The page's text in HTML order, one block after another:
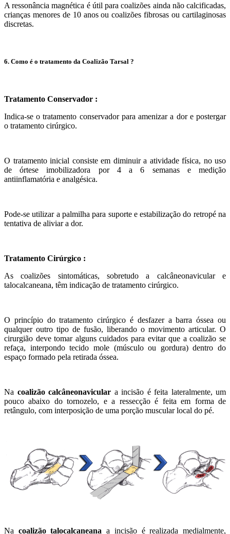
A ressonância magnética é útil para coalizões ainda não calcificadas,
crianças menores de 10 anos ou coalizões fibrosas ou cartilaginosas
discretas.
6. Como é o tratamento da Coalizão Tarsal ?
Tratamento Conservador :
Indica-se o tratamento conservador para amenizar a dor e postergar
o tratamento cirúrgico.
O tratamento inicial consiste em diminuir a atividade física, no uso
de órtese imobilizadora por 4 a 6 semanas e medição
antiinflamatória e analgésica.
Pode-se utilizar a palmilha para suporte e estabilização do retropé na
tentativa de aliviar a dor.
Tratamento Cirúrgico :
As coalizões sintomáticas, sobretudo a calcâneonavicular e
talocalcaneana, têm indicação de tratamento cirúrgico.
O princípio do tratamento cirúrgico é desfazer a barra óssea ou
qualquer outro tipo de fusão, liberando o movimento articular. O
cirurgião deve tomar alguns cuidados para evitar que a coalizão se
refaça, interpondo tecido mole (músculo ou gordura) dentro do
espaço formado pela retirada óssea.
Na coalizão calcâneonavicular a incisão é feita lateralmente, um
pouco abaixo do tornozelo, e a ressecção é feita em forma de
retângulo, com interposição de uma porção muscular local do pé.
Na coalizão talocalcaneana a incisão é realizada medialmente,